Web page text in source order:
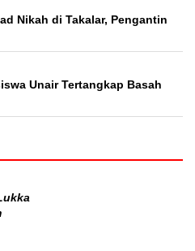
Nikah di Takalar, Pengantin
Unair Tertangkap Basah